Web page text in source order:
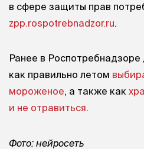
в сфере защиты прав
zpp.rospotrebnadzor.ru.
Ранее в
как правильно летом
мороженое, а также как
и не отравиться.
Фото: нейросеть